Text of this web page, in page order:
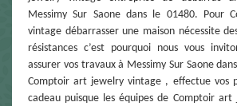
Messimy Sur Saone dans le 01480. Pour
vintage débarrasser une maison nécessite
résistances c’est pourquoi nous vous
assurer vos travaux à Messimy Sur Saone
Comptoir art jewelry vintage , effectue vos
cadeau puisque les équipes de Comptoir